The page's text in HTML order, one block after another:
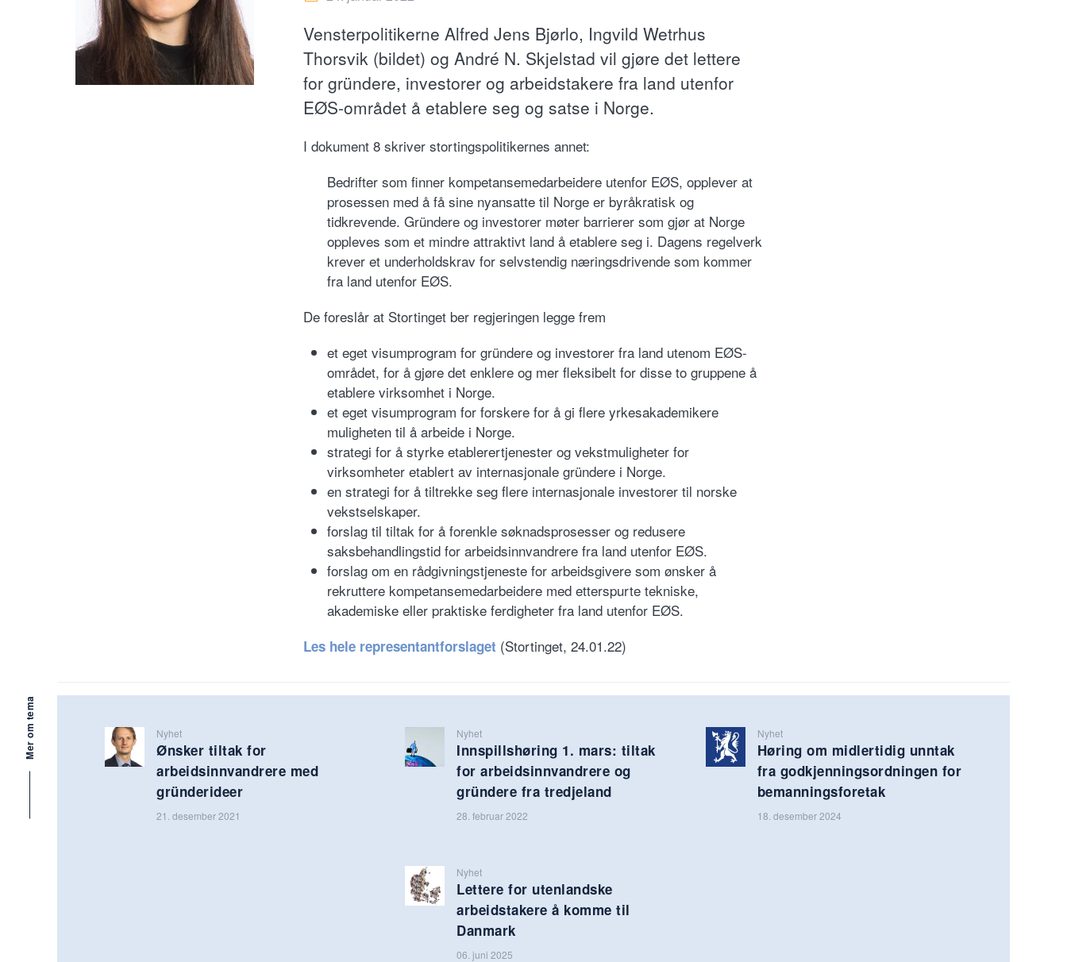
Vensterpolitikerne Alfred Jens Bjørlo, Ingvild Wetrhus
Thorsvik (bildet) og André N. Skjelstad vil gjøre det lettere
for gründere, investorer og arbeidstakere fra land utenfor
EØS-området å etablere seg og satse i Norge.
I dokument 8 skriver stortingspolitikernes annet:
Bedrifter som finner kompetansemedarbeidere utenfor EØS, opplever at
prosessen med å få sine nyansatte til Norge er byråkratisk og
tidkrevende. Gründere og investorer møter barrierer som gjør at Norge
oppleves som et mindre attraktivt land å etablere seg i. Dagens regelverk
krever et underholdskrav for selvstendig næringsdrivende som kommer
fra land utenfor EØS.
De foreslår at Stortinget ber regjeringen legge frem
et eget visumprogram for gründere og investorer fra land utenom EØS-
området, for å gjøre det enklere og mer fleksibelt for disse to gruppene å
etablere virksomhet i Norge.
et eget visumprogram for forskere for å gi flere yrkesakademikere
muligheten til å arbeide i Norge.
strategi for å styrke etablerertjenester og vekstmuligheter for
virksomheter etablert av internasjonale gründere i Norge.
en strategi for å tiltrekke seg flere internasjonale investorer til norske
vekstselskaper.
forslag til tiltak for å forenkle søknadsprosesser og redusere
saksbehandlingstid for arbeidsinnvandrere fra land utenfor EØS.
forslag om en rådgivningstjeneste for arbeidsgivere som ønsker å
rekruttere kompetansemedarbeidere med etterspurte tekniske,
akademiske eller praktiske ferdigheter fra land utenfor EØS.
Les hele representantforslaget (Stortinget, 24.01.22)
Nyhet
Ønsker tiltak for
arbeidsinnvandrere med
gründerideer
21. desember 2021
Nyhet
Innspillshøring 1. mars: tiltak
for arbeidsinnvandrere og
gründere fra tredjeland
28. februar 2022
Nyhet
Høring om midlertidig unntak
fra godkjenningsordningen for
bemanningsforetak
18. desember 2024
Nyhet
Lettere for utenlandske
arbeidstakere å komme til
Danmark
06. juni 2025
Mer om tema